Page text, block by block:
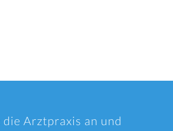
die Arztpraxis an und